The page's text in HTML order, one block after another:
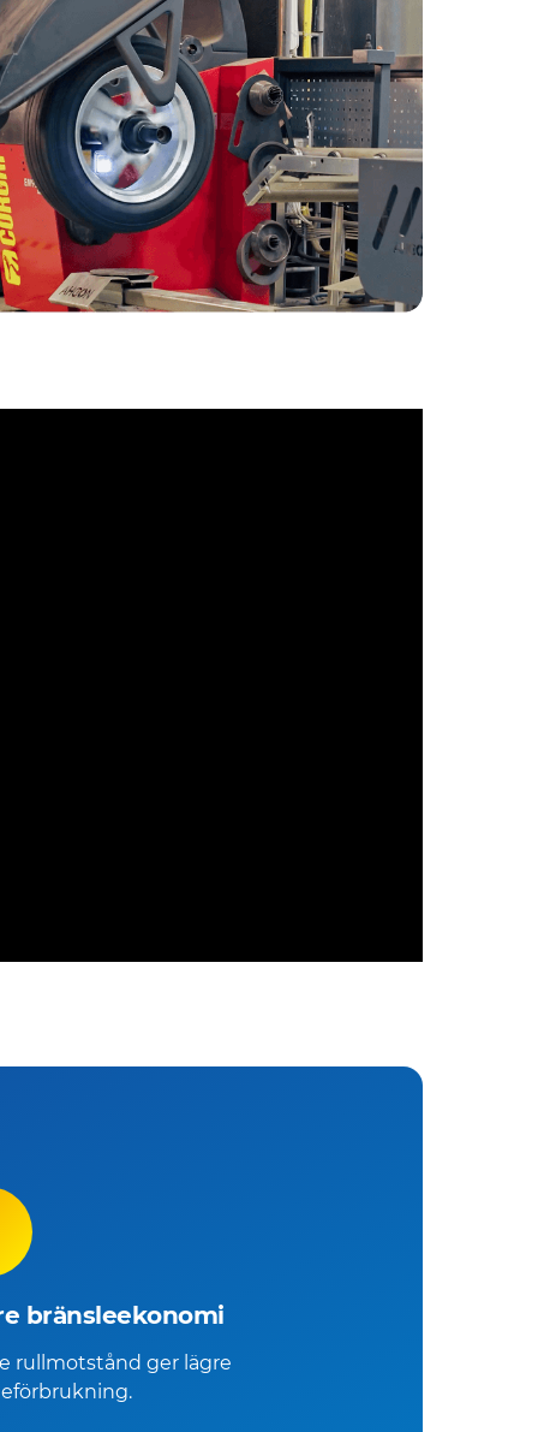
bränsleekonomi
rullmotstånd ger lägre